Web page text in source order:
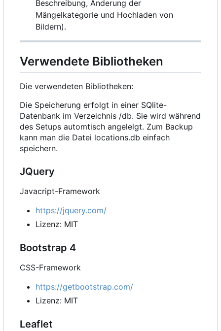
Beschreibung, Änderung der
Mängelkategorie und Hochladen von
Bildern).
Verwendete Bibliotheken
Die verwendeten Bibliotheken:
Die Speicherung erfolgt in einer SQlite-
Datenbank im Verzeichnis /db. Sie wird während
des Setups automtisch angelelgt. Zum Backup
kann man die Datei locations.db einfach
speichern.
JQuery
Javacript-Framework
https://jquery.com/
Lizenz: MIT
Bootstrap 4
CSS-Framework
https://getbootstrap.com/
Lizenz: MIT
Leaflet